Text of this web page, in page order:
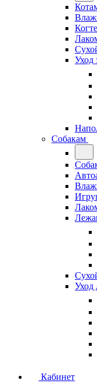
Уход
Собакам
Уход
Кабинет